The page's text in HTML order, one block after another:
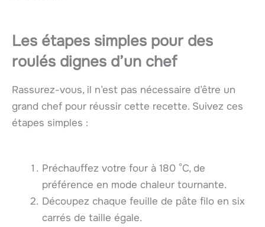
Les étapes simples pour des
roulés dignes d’un chef
Rassurez-vous, il n’est pas nécessaire d’être un
grand chef pour réussir cette recette. Suivez ces
étapes simples :
Préchauffez votre four à 180 °C, de
préférence en mode chaleur tournante.
Découpez chaque feuille de pâte filo en six
carrés de taille égale.